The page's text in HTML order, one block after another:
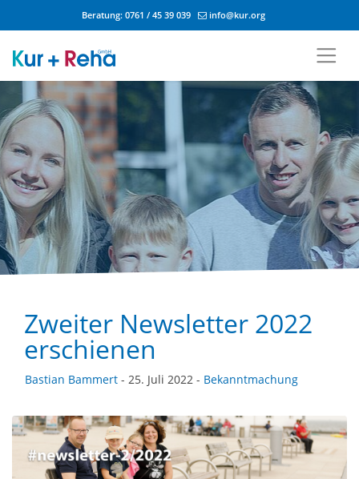
Beratung: 0761 / 45 39 039 info@kur.org
Zweiter Newsletter 2022
erschienen
Bastian Bammert - 25. Juli 2022 - Bekanntmachung